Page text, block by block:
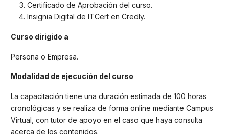
Certificado de Aprobación del curso.
Insignia Digital de ITCert en Credly.
Curso dirigido a
Persona o Empresa.
Modalidad de ejecución del curso
La capacitación tiene una duración estimada de 100 horas
cronológicas y se realiza de forma online mediante Campus
Virtual, con tutor de apoyo en el caso que haya consulta
acerca de los contenidos.